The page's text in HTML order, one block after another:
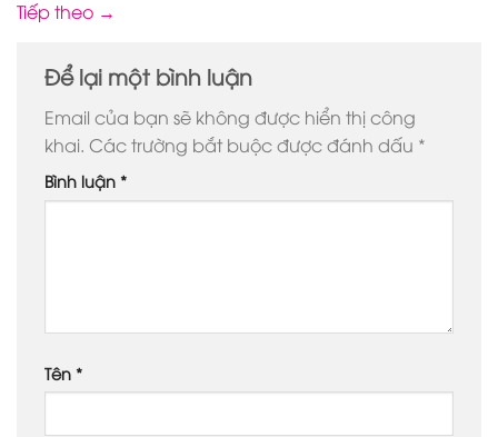
Tiếp theo →
Để lại một bình luận
Email của bạn sẽ không được hiển thị công
khai. Các trường bắt buộc được đánh dấu *
Bình luận *
Tên *